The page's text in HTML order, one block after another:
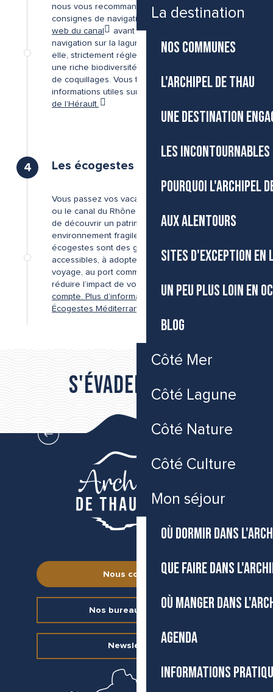
La destination
NOS COMMUNES
L'ARCHIPEL DE THAU
UNE DESTINATION
LES
POURQUOI L'ARCHIPEL
AUX ALENTOURS
SITES D'EXCEPTION EN
UN PEU PLUS LOIN EN
BLOG
Côté Mer
Côté Lagune
Côté Nature
Côté Culture
Mon séjour
OÙ DORMIR DANS
QUE FAIRE DANS
OÙ MANGER DANS
AGENDA
INFORMATIONS
nous vous recommandons de consulter les
consignes de navigation directementsur le site
web du canal
avant d’embarquer. La
navigation sur la lagune de Thau est, quant à
elle, strictement réglementée : le site abrite
une riche biodiversité et accueille les cultures
de coquillages. Vous trouverez toutes les
informations utiles sur le
de l’Hérault.
4 Les écogestes fluviaux
Vous passez vos vacances sur le canal du Midi
ou le canal du Rhône à Sète ? C’est l’occasion
de découvrir un patrimoine riche, mais aussi un
environnement fragile à préserver. Les
écogestes sont des gestes simples et
accessibles, à adopter dès la préparation du
voyage, au port comme en navigation, pour
réduire l’impact de vos pratiques.Chaque geste
compte. Plus d’informations sur le site
Écogestes Méditerranée Occitanie.
S'évader vers...
Côté Mer
Nous contacter
Nos bureaux d’accueil
Newsletter